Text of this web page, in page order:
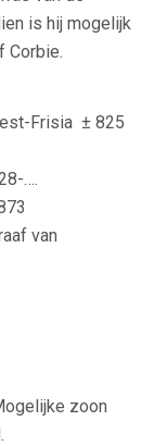
is hij mogelijk
Corbie.
Frisia ± 825
….
van
zoon